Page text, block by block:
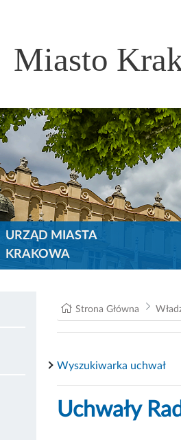
Miasto
URZĄD MIASTA
KRAKOWA
Strona Główna
Wyszukiwarka uchwał
Uchwały